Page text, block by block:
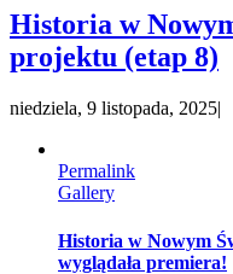
Historia w
projektu (etap 8)
niedziela, 9 listopada, 2025|
Permalink
Gallery
Historia w Nowym
wyglądała premiera!